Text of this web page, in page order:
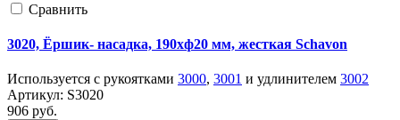
Cравнить
3020, Ёршик- насадка, 190xф20 мм, жесткая Schavon
Используется с рукоятками 3000, 3001 и удлинителем 3002
Артикул: S3020
906 руб.